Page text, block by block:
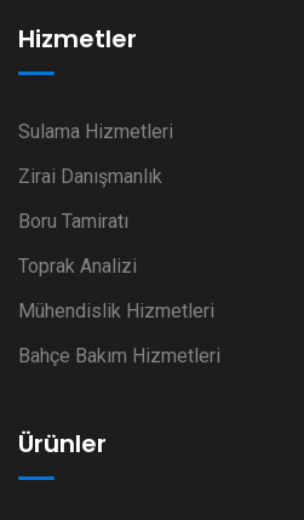
Hizmetler
Sulama Hizmetleri
Zirai Danışmanlık
Boru Tamiratı
Toprak Analizi
Mühendislik Hizmetleri
Bahçe Bakım Hizmetleri
Ürünler